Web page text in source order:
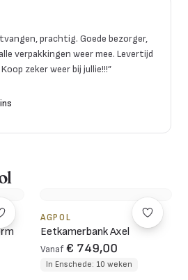
prachtig. Goede bezorger,
verpakkingen weer mee. Levertijd
zeker weer bij jullie!!!”
AGPOL
Eetkamerbank Axel
Vanaf € 749,00
In Enschede: 10 weken